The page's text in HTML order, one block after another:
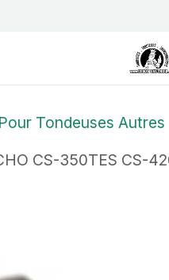
Pour Tondeuses Autres
CS-350TES CS-